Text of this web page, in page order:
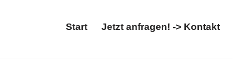
Start Jetzt anfragen! -> Kontakt